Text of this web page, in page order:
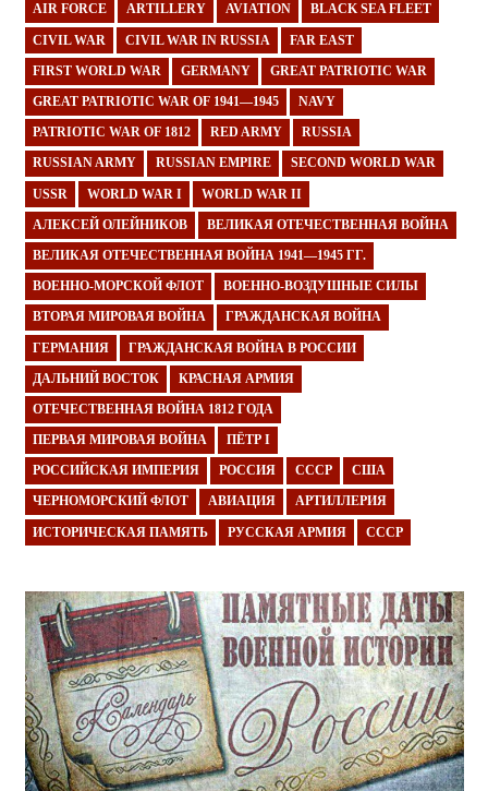
AIR FORCE ARTILLERY AVIATION BLACK SEA FLEET
CIVIL WAR CIVIL WAR IN RUSSIA FAR EAST
FIRST WORLD WAR GERMANY GREAT PATRIOTIC WAR
GREAT PATRIOTIC WAR OF 1941—1945 NAVY
PATRIOTIC WAR OF 1812 RED ARMY RUSSIA
RUSSIAN ARMY RUSSIAN EMPIRE SECOND WORLD WAR
USSR WORLD WAR I WORLD WAR II
АЛЕКСЕЙ ОЛЕЙНИКОВ ВЕЛИКАЯ ОТЕЧЕСТВЕННАЯ ВОЙНА
ВЕЛИКАЯ ОТЕЧЕСТВЕННАЯ ВОЙНА 1941—1945 ГГ.
ВОЕННО-МОРСКОЙ ФЛОТ ВОЕННО-ВОЗДУШНЫЕ СИЛЫ
ВТОРАЯ МИРОВАЯ ВОЙНА ГРАЖДАНСКАЯ ВОЙНА
ГЕРМАНИЯ ГРАЖДАНСКАЯ ВОЙНА В РОССИИ
ДАЛЬНИЙ ВОСТОК КРАСНАЯ АРМИЯ
ОТЕЧЕСТВЕННАЯ ВОЙНА 1812 ГОДА
ПЕРВАЯ МИРОВАЯ ВОЙНА ПЁТР I
РОССИЙСКАЯ ИМПЕРИЯ РОССИЯ СССР США
ЧЕРНОМОРСКИЙ ФЛОТ АВИАЦИЯ АРТИЛЛЕРИЯ
ИСТОРИЧЕСКАЯ ПАМЯТЬ РУССКАЯ АРМИЯ СССР